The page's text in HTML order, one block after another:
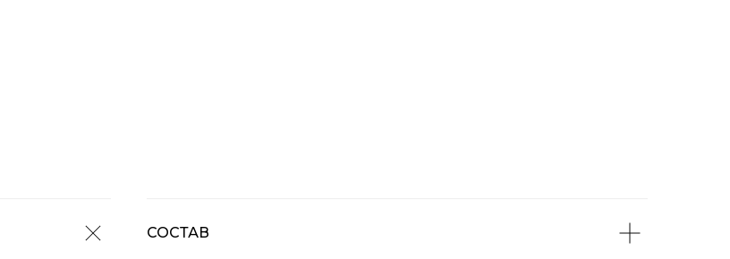
СОСТАВ